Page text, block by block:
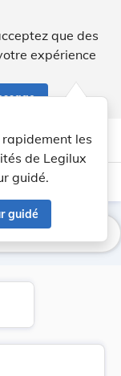
que des
expérience
les
de Legilux
guidé.
guidé
light_mode dark_mode